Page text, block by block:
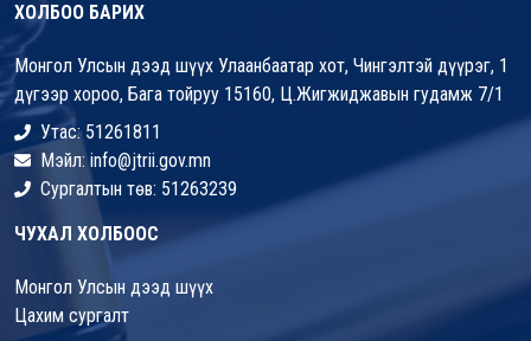
ХОЛБОО БАРИХ
Монгол Улсын дээд шүүх Улаанбаатар хот, Чингэлтэй дүүрэг, 1
дүгээр хороо, Бага тойруу 15160, Ц.Жигжиджавын гудамж 7/1
Утас: 51261811
Мэйл: info@jtrii.gov.mn
Сургалтын төв: 51263239
ЧУХАЛ ХОЛБООС
Монгол Улсын дээд шүүх
Цахим сургалт